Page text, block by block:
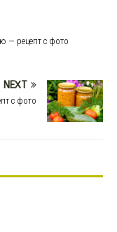
— рецепт с фото
NEXT
с фото